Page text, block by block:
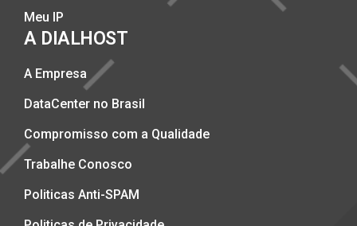
Meu IP
A DIALHOST
A Empresa
DataCenter no Brasil
Compromisso com a Qualidade
Trabalhe Conosco
Politicas Anti-SPAM